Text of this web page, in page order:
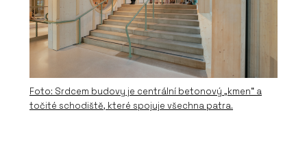
Foto: Srdcem budovy je centrální betonový „kmen“ a
točité schodiště, které spojuje všechna patra.